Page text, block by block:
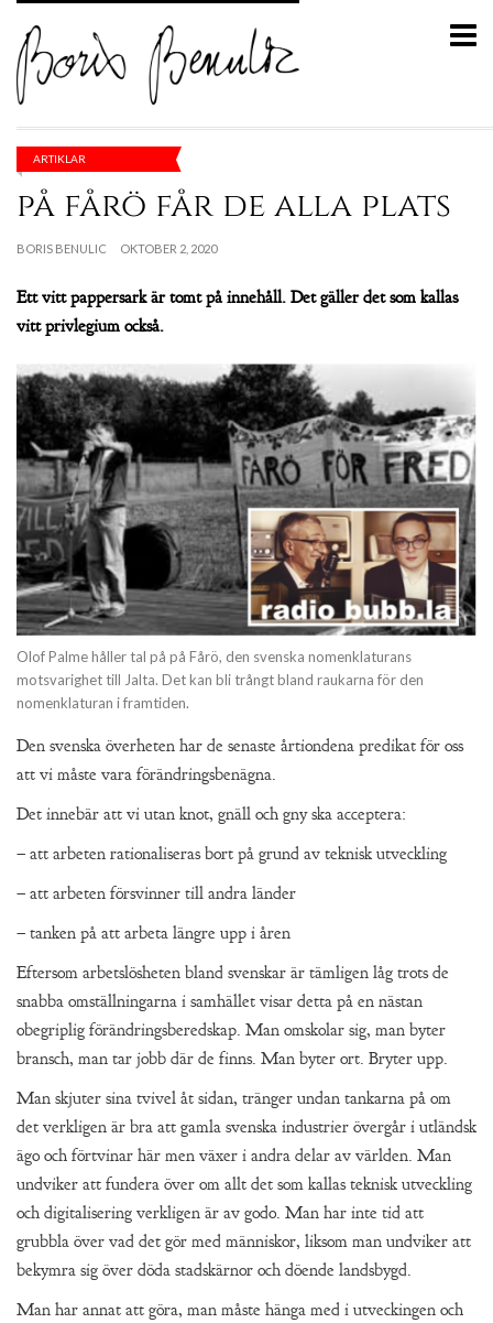
ARTIKLAR
på fårö får de alla plats
BORIS BENULIC OKTOBER 2, 2020
Ett vitt pappersark är tomt på innehåll. Det gäller det som kallas
vitt privlegium också.
Olof Palme håller tal på på Fårö, den svenska nomenklaturans
motsvarighet till Jalta. Det kan bli trångt bland raukarna för den
nomenklaturan i framtiden.
Den svenska överheten har de senaste årtiondena predikat för oss
att vi måste vara förändringsbenägna.
Det innebär att vi utan knot, gnäll och gny ska acceptera:
– att arbeten rationaliseras bort på grund av teknisk utveckling
– att arbeten försvinner till andra länder
– tanken på att arbeta längre upp i åren
Eftersom arbetslösheten bland svenskar är tämligen låg trots de
snabba omställningarna i samhället visar detta på en nästan
obegriplig förändringsberedskap. Man omskolar sig, man byter
bransch, man tar jobb där de finns. Man byter ort. Bryter upp.
Man skjuter sina tvivel åt sidan, tränger undan tankarna på om
det verkligen är bra att gamla svenska industrier övergår i utländsk
ägo och förtvinar här men växer i andra delar av världen. Man
undviker att fundera över om allt det som kallas teknisk utveckling
och digitalisering verkligen är av godo. Man har inte tid att
grubbla över vad det gör med människor, liksom man undviker att
bekymra sig över döda stadskärnor och döende landsbygd.
Man har annat att göra, man måste hänga med i utveckingen och